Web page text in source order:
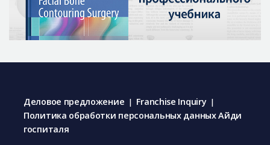
Деловое предложение | Franchise Inquiry |
Политика обработки персональных данных Айди
госпиталя